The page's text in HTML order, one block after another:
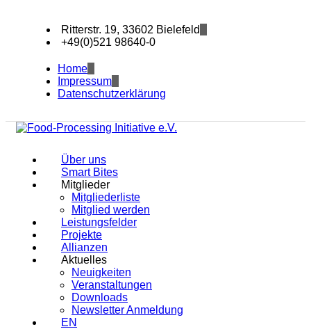
Ritterstr. 19, 33602 Bielefeld
+49(0)521 98640-0
Home
Impressum
Datenschutzerklärung
Über uns
Smart Bites
Mitglieder
Mitgliederliste
Mitglied werden
Leistungsfelder
Projekte
Allianzen
Aktuelles
Neuigkeiten
Veranstaltungen
Downloads
Newsletter Anmeldung
EN